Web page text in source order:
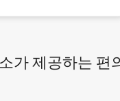
가 제공하는 편